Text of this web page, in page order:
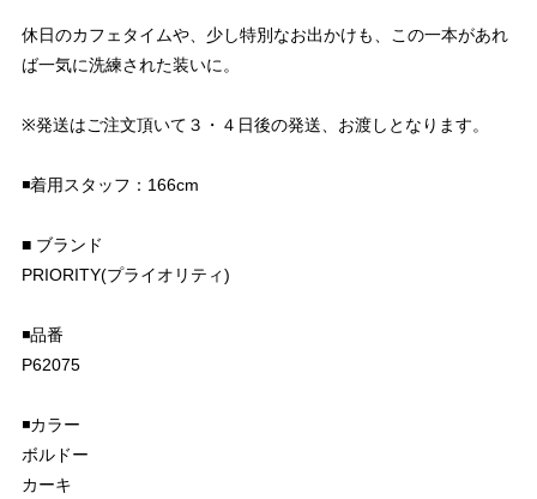
休日のカフェタイムや、少し特別なお出かけも、この一本があれ
ば一気に洗練された装いに。
※発送はご注文頂いて３・４日後の発送、お渡しとなります。
◾️着用スタッフ：166cm
■ ブランド
PRIORITY(プライオリティ)
◾️品番
P62075
◾️カラー
ボルドー
カーキ